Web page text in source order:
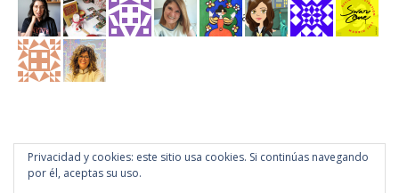
Privacidad y cookies: este sitio usa cookies. Si continúas navegando
por él, aceptas su uso.